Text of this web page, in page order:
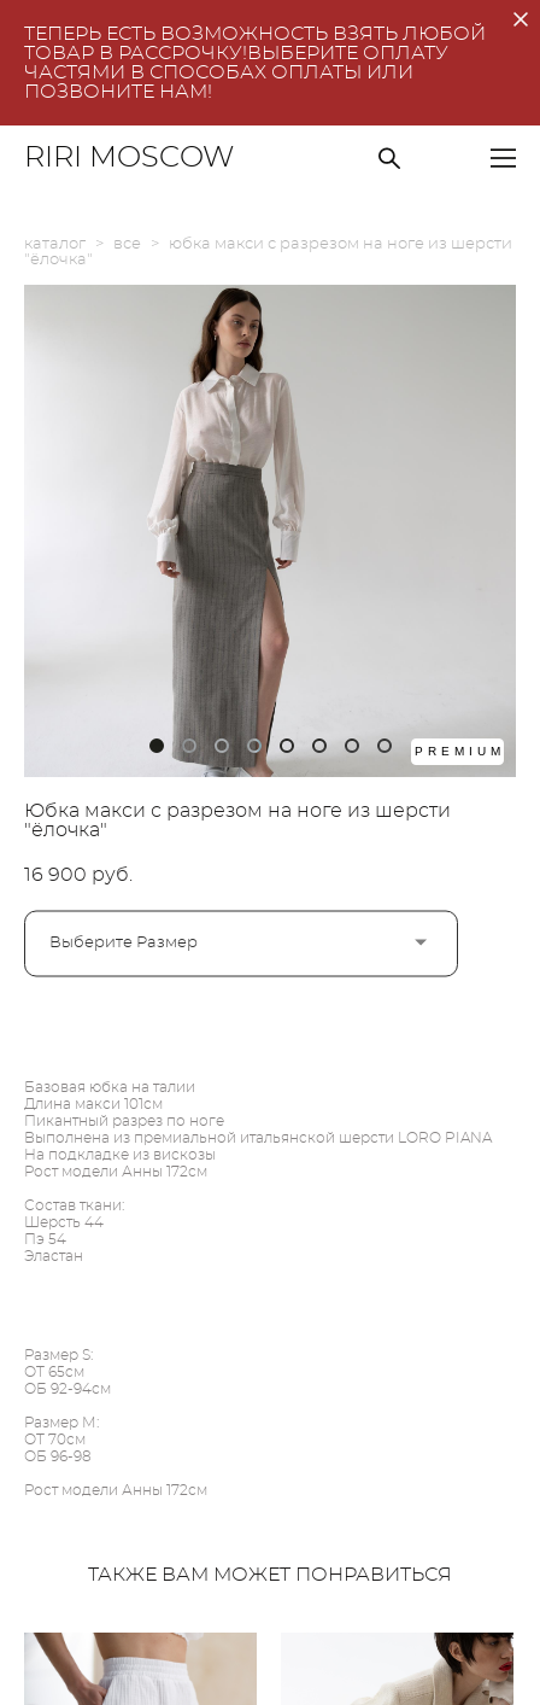
ТЕПЕРЬ ЕСТЬ ВОЗМОЖНОСТЬ ВЗЯТЬ ЛЮБОЙ
ТОВАР В РАССРОЧКУ!ВЫБЕРИТЕ ОПЛАТУ
ЧАСТЯМИ В СПОСОБАХ ОПЛАТЫ ИЛИ
ПОЗВОНИТЕ НАМ!
RIRI MOSCOW
каталог > все >
юбка макси с разрезом на ноге из шерсти
"ёлочка"
PREMIUM
Юбка макси с разрезом на ноге из шерсти
"ёлочка"
16 900 pуб.
Выберите Размер
Базовая юбка на талии
Длина макси 101см
Пикантный разрез по ноге
Выполнена из премиальной итальянской шерсти LORO PIANA
На подкладке из вискозы
Рост модели Анны 172см
Состав ткани:
Шерсть 44
Пэ 54
Эластан
Размер S:
ОТ 65cм
ОБ 92-94см
Размер М:
ОТ 70см
ОБ 96-98
Рост модели Анны 172см
ТАКЖЕ ВАМ МОЖЕТ ПОНРАВИТЬСЯ